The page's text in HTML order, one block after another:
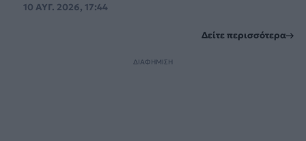
10 ΑΥΓ. 2026, 17:44
Δείτε περισσότερα
ΔΙΑΦΗΜΙΣΗ